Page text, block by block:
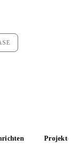
Projekte